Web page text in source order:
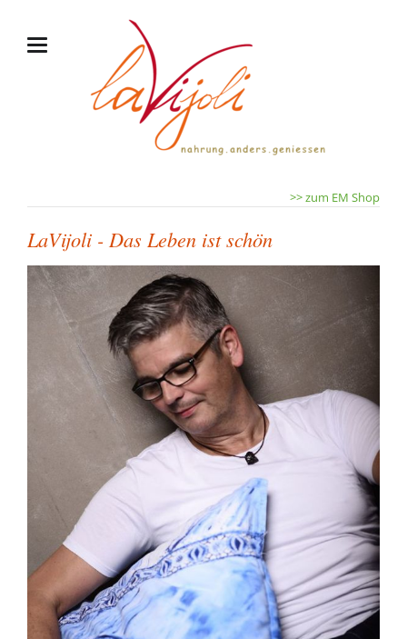
>> zum EM Shop
LaVijoli - Das Leben ist schön